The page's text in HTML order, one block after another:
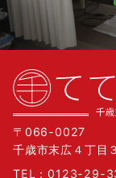
〒066-0027
千歳市末広４丁目
TEL：0123-29-